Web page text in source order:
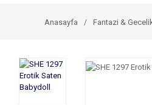
Anasayfa Fantazi &